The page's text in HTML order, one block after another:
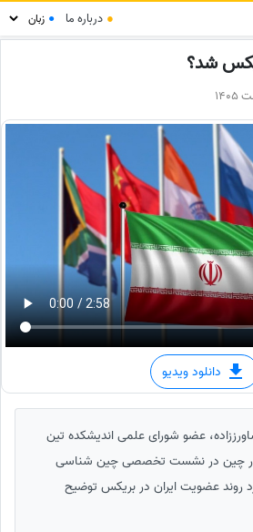
● درباره ما ●
شد؟
دانلود ویدیو
عضو شورای علمی اندیشکده تین
در چین در نشست تخصصی چین شناسی
روند عضویت ایران در بریکس توضیح